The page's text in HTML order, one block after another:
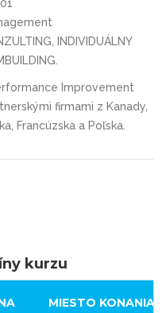
INDIVIDUÁLNY
Improvement
firmami z Kanady,
Francúzska a Poľska.
kurzu
MIESTO KONANIA